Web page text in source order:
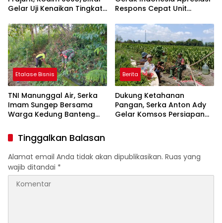
Gelar Uji Kenaikan Tingkat
Respons Cepat Unit
Kediri dan Polsek
Ngadiluwih dalam
Penanganan Kecelakaan
Lalu Lintas
Etalase Bisnis
TNI Manunggal Air, Serka
Imam Sungep Bersama
Warga Kedung Banteng
Irigasi
Berita
Dukung Ketahanan
Pangan, Serka Anton Ady
Gelar Komsos Persiapan
Tinggalkan Balasan
Alamat email Anda tidak akan dipublikasikan. Ruas yang
wajib ditandai *